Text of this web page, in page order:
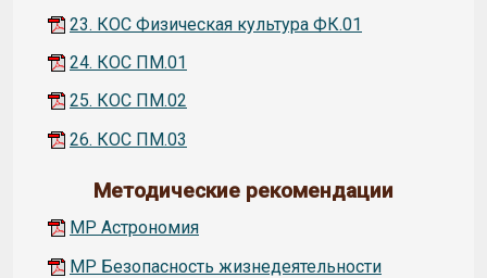
23. КОС Физическая культура ФК.01
24. КОС ПМ.01
25. КОС ПМ.02
26. КОС ПМ.03
Методические рекомендации
МР Астрономия
МР Безопасность жизнедеятельности